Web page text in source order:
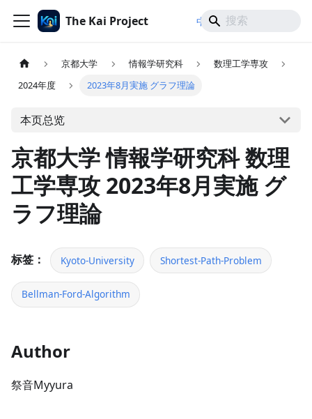
The Kai Project 中文/ 日本語
京都大学 情報学研究科
数理工学専攻
2024年度
2023年8月実施 グラフ理論
本页总览
京都大学 情報学研究科 数理
工学専攻 2023年8月実施 グ
ラフ理論
标签： Kyoto-University Shortest-Path-Problem
Bellman-Ford-Algorithm
Author
祭音Myyura